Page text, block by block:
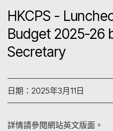
HKCPS -
Budget 2025-26
Secretary
日期：2025年3月11日
詳情請參閱網站英文版面。